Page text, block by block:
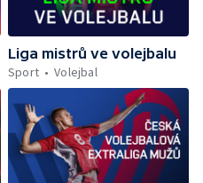
Liga mistrů ve volejbalu
Sport
Volejbal